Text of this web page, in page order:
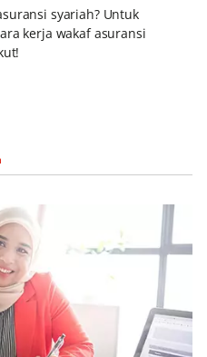
syariah? Untuk
kerja wakaf asuransi